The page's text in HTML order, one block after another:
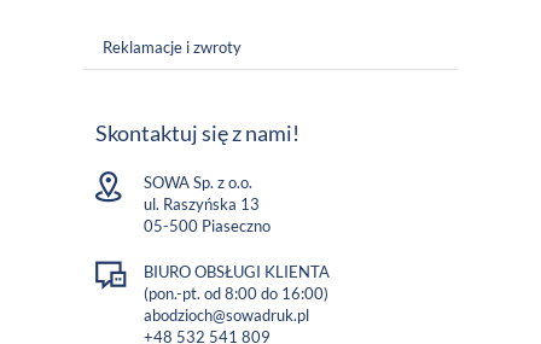
Reklamacje i zwroty
Skontaktuj się z nami!
SOWA Sp. z o.o.
ul. Raszyńska 13
05-500 Piaseczno
BIURO OBSŁUGI KLIENTA
(pon.-pt. od 8:00 do 16:00)
abodzioch@sowadruk.pl
+48 532 541 809